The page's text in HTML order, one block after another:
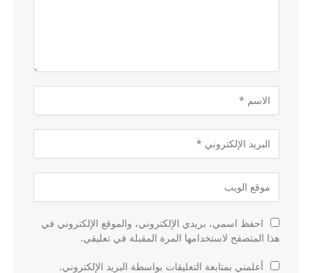
احفظ اسمي، بريدي الإلكتروني، والموقع الإلكتروني في
هذا المتصفح لاستخدامها المرة المقبلة في تعليقي.
أعلمني بمتابعة التعليقات بواسطة البريد الإلكتروني.